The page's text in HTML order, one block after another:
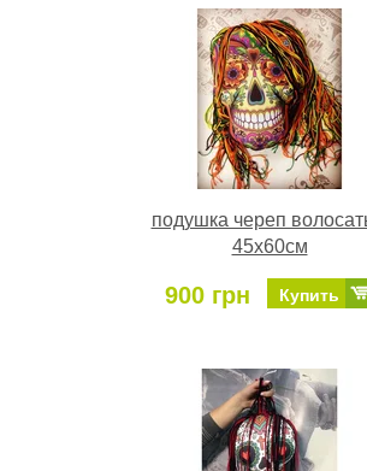
подушка череп
45х60см
900 грн Купить